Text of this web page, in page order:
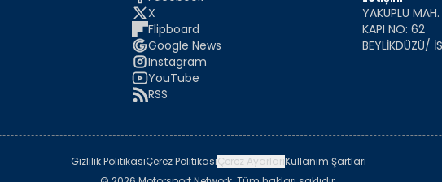
X
Flipboard
Google News
Instagram
YouTube
RSS
YAKUPLU
KAPI NO: 62
BEYLİKDÜZÜ/
Gizlilik PolitikasıÇerez PolitikasıÇerez AyarlarıKullanım Şartları